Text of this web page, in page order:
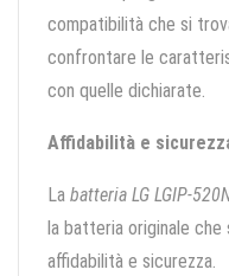
compatibilità che si
confrontare le
con quelle dichiarate.
Affidabilità e
La batteria LG LGIP-
la batteria originale
affidabilità e sicurezza.